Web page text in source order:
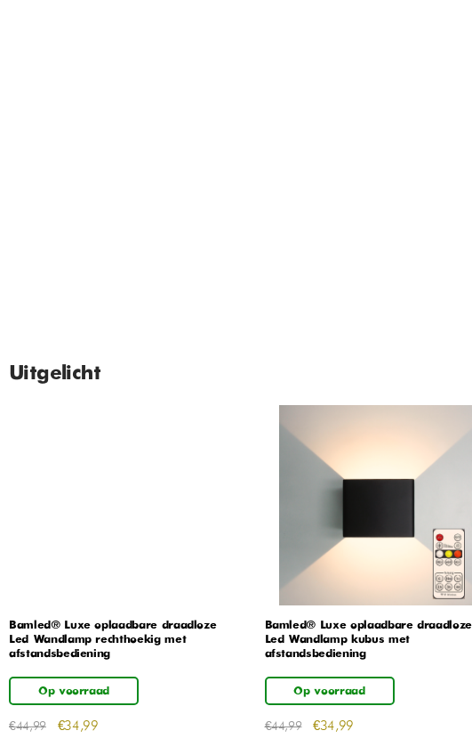
Uitgelicht
Bamled® Luxe oplaadbare draadloze
Led Wandlamp rechthoekig met
afstandsbediening
Op voorraad
€44,99 €34,99
Bamled® Luxe oplaadbare draadloze
Led Wandlamp kubus met
afstandsbediening
Op voorraad
€44,99 €34,99